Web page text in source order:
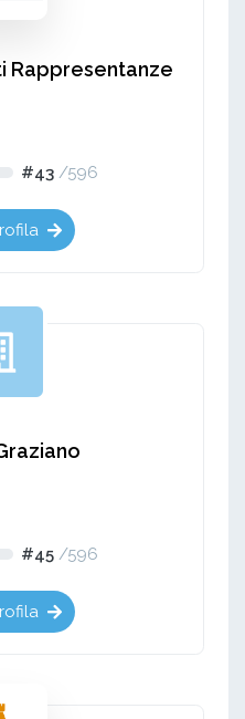
Rappresentanze
#43 /596
#45 /596